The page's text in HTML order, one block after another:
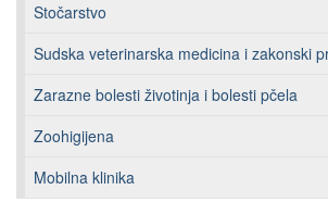
Stočarstvo
Sudska veterinarska medicina i zakonski
Zarazne bolesti životinja i bolesti pčela
Zoohigijena
Mobilna klinika